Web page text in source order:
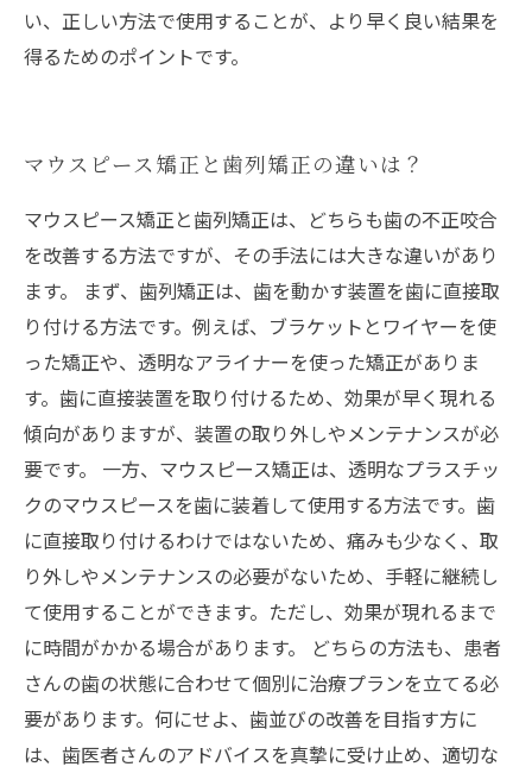
い、正しい方法で使用することが、より早く良い結果を
得るためのポイントです。
マウスピース矯正と歯列矯正の違いは？
マウスピース矯正と歯列矯正は、どちらも歯の不正咬合
を改善する方法ですが、その手法には大きな違いがあり
ます。 まず、歯列矯正は、歯を動かす装置を歯に直接取
り付ける方法です。例えば、ブラケットとワイヤーを使
った矯正や、透明なアライナーを使った矯正がありま
す。歯に直接装置を取り付けるため、効果が早く現れる
傾向がありますが、装置の取り外しやメンテナンスが必
要です。 一方、マウスピース矯正は、透明なプラスチッ
クのマウスピースを歯に装着して使用する方法です。歯
に直接取り付けるわけではないため、痛みも少なく、取
り外しやメンテナンスの必要がないため、手軽に継続し
て使用することができます。ただし、効果が現れるまで
に時間がかかる場合があります。 どちらの方法も、患者
さんの歯の状態に合わせて個別に治療プランを立てる必
要があります。何にせよ、歯並びの改善を目指す方に
は、歯医者さんのアドバイスを真摯に受け止め、適切な